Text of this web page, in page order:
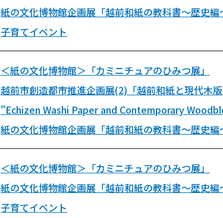
紙の文化博物館企画展「越前和紙の教科書～歴史編
子育てイベント
＜紙の文化博物館＞「カミニチュアのひみつ展」
越前市創造都市推進企画展(2)「越前和紙と現代木版
"Echizen Washi Paper and Contemporary
紙の文化博物館企画展「越前和紙の教科書～歴史編
＜紙の文化博物館＞「カミニチュアのひみつ展」
紙の文化博物館企画展「越前和紙の教科書～歴史編
子育てイベント